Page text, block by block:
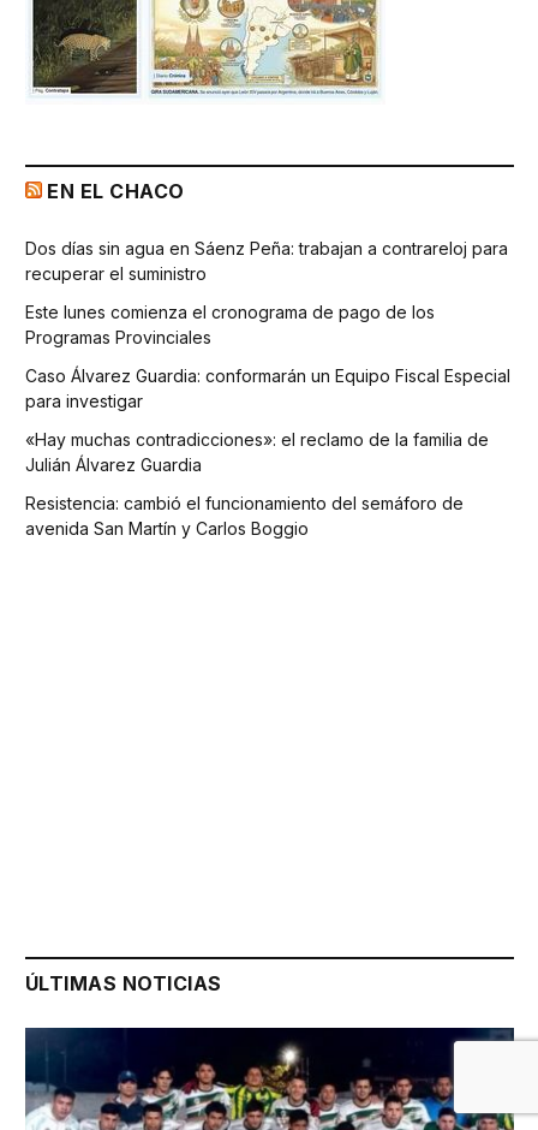
EN EL CHACO
Dos días sin agua en Sáenz Peña: trabajan a contrareloj para
recuperar el suministro
Este lunes comienza el cronograma de pago de los
Programas Provinciales
Caso Álvarez Guardia: conformarán un Equipo Fiscal Especial
para investigar
«Hay muchas contradicciones»: el reclamo de la familia de
Julián Álvarez Guardia
Resistencia: cambió el funcionamiento del semáforo de
avenida San Martín y Carlos Boggio
ÚLTIMAS NOTICIAS